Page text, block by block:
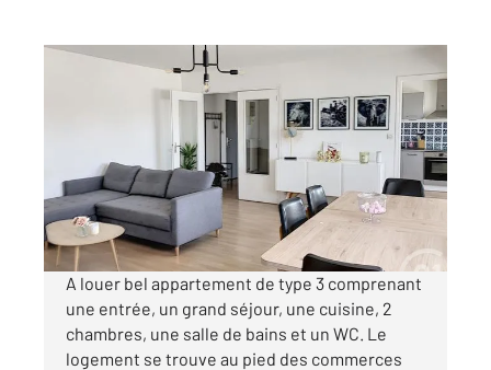
AUXERRE 89
, 3 pièces
Appartement F3 à louer
670 €
par mois charges comprises
A louer bel appartement de type 3 comprenant
une entrée, un grand séjour, une cuisine, 2
chambres, une salle de bains et un WC. Le
logement se trouve au pied des commerces